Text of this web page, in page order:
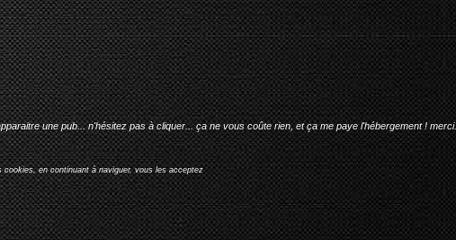
une pub... n'hésitez pas à cliquer... ça ne vous coûte rien, et ça me paye l'hébergement ! merci.
en continuant à naviguer, vous les acceptez